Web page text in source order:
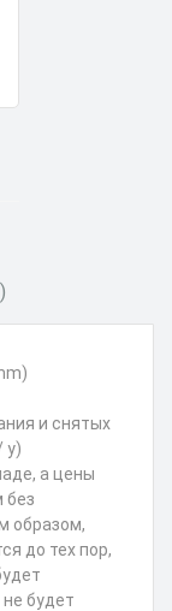
и снятых
у)
а цены
без
образом,
до тех пор,
будет